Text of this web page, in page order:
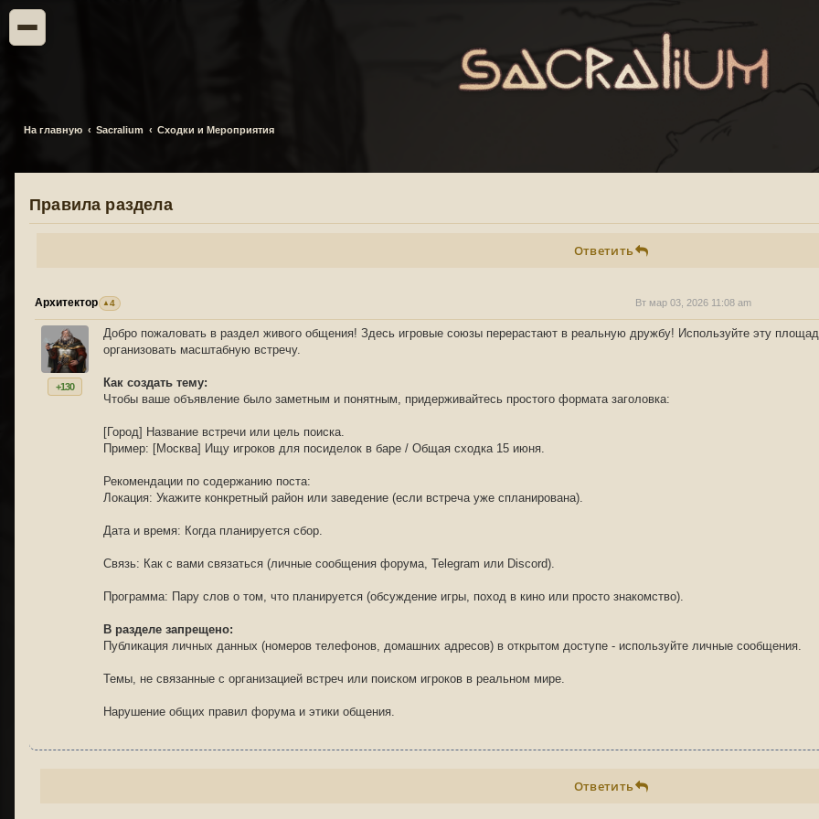
На главную Sacralium Сходки и Мероприятия
Правила раздела
Ответить
Архитектор 4 Вт мар 03, 2026 11:08 am
+130
Добро пожаловать в раздел живого общения! Здесь игровые союзы перерастают в реальную дружбу! Используйте эту
организовать масштабную встречу.
Как создать тему:
Чтобы ваше объявление было заметным и понятным, придерживайтесь простого формата заголовка:
[Город] Название встречи или цель поиска.
Пример: [Москва] Ищу игроков для посиделок в баре / Общая сходка 15 июня.
Рекомендации по содержанию поста:
Локация: Укажите конкретный район или заведение (если встреча уже спланирована).
Дата и время: Когда планируется сбор.
Связь: Как с вами связаться (личные сообщения форума, Telegram или Discord).
Программа: Пару слов о том, что планируется (обсуждение игры, поход в кино или просто знакомство).
В разделе запрещено:
Публикация личных данных (номеров телефонов, домашних адресов) в открытом доступе - используйте личные сообщения.
Темы, не связанные с организацией встреч или поиском игроков в реальном мире.
Нарушение общих правил форума и этики общения.
Ответить